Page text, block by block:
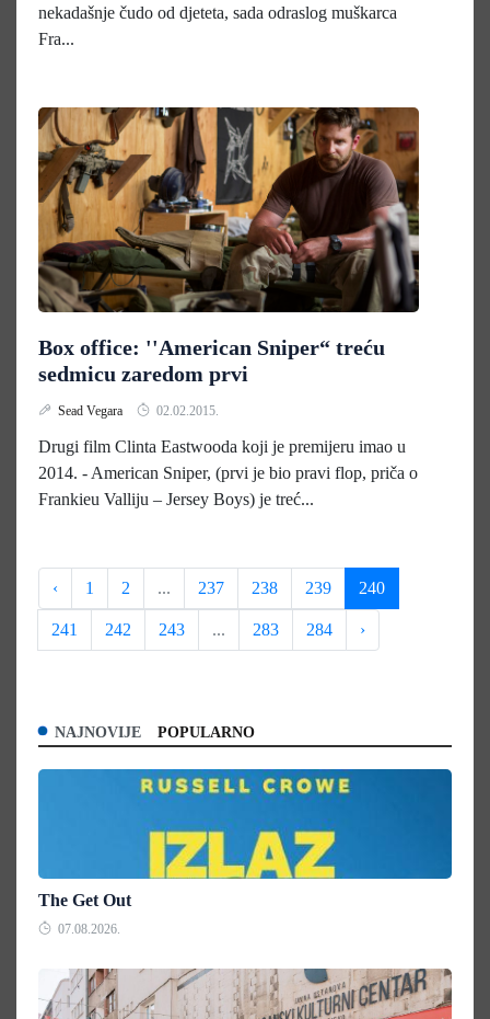
nekadašnje čudo od djeteta, sada odraslog muškarca
Fra...
Box office: ''American Sniper“ treću
sedmicu zaredom prvi
Sead Vegara 02.02.2015.
Drugi film Clinta Eastwooda koji je premijeru imao u
2014. - American Sniper, (prvi je bio pravi flop, priča o
Frankieu Valliju – Jersey Boys) je treć...
‹ 1 2 ... 237 238 239 240
241 242 243 ... 283 284 ›
NAJNOVIJE POPULARNO
The Get Out
07.08.2026.